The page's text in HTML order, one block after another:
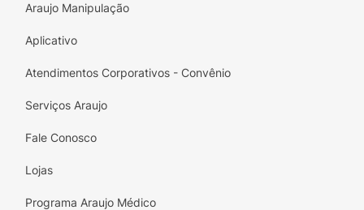
Araujo Manipulação
Aplicativo
Atendimentos Corporativos - Convênio
Serviços Araujo
Fale Conosco
Lojas
Programa Araujo Médico